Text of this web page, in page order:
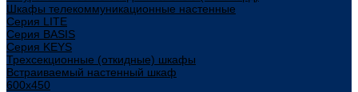
Шкафы телекоммуникационные настенные
Cерия LITE
Cерия BASIS
Cерия KEYS
Трехсекционные (откидные) шкафы
Встраиваемый настенный шкаф
600x450